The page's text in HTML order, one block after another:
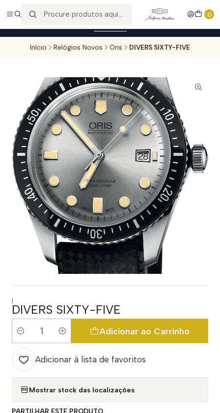
0
Entregas gratuitas para compras superiores a 100,00€ - Todas as
encomendas serão sujeitas a confirmação de stock.
Início Relógios Novos Oris DIVERS SIXTY-FIVE
|
DIVERS SIXTY-FIVE
Quantidade
Adicionar ao Carrinho
Adicionar à lista de favoritos
Mostrar stock das localizações
PARTILHAR ESTE PRODUTO